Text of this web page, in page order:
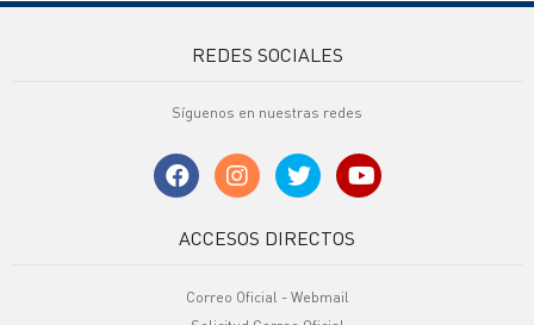
REDES SOCIALES
Síguenos en nuestras redes
ACCESOS DIRECTOS
Correo Oficial - Webmail